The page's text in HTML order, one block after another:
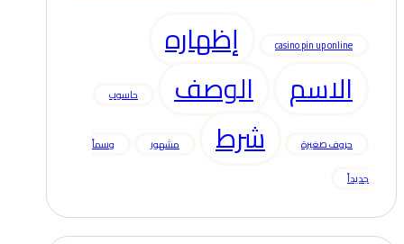
casino pin up online
إظهاره
الاسم
الوصف حاسوب
حروف صغيرة شرط مشهور
وسماً
جديداً